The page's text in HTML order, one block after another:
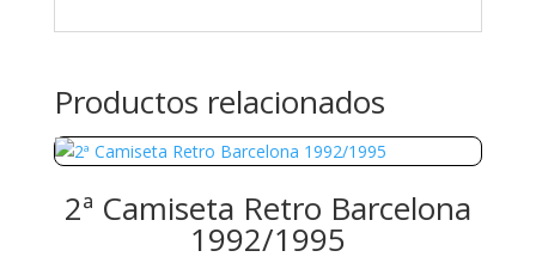
Productos relacionados
2ª Camiseta Retro Barcelona
1992/1995